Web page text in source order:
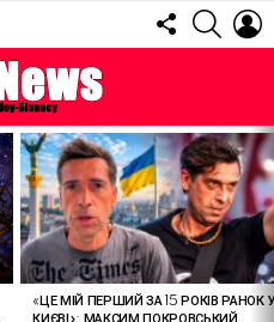
FOLLOW
US
«ЦЕ МІЙ ПЕРШИЙ ЗА 15 РОКІВ РАНОК